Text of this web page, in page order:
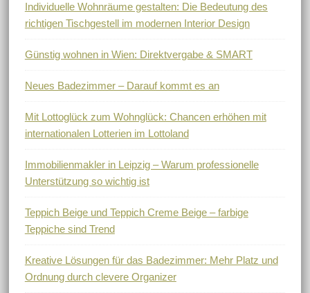
Individuelle Wohnräume gestalten: Die Bedeutung des
richtigen Tischgestell im modernen Interior Design
Günstig wohnen in Wien: Direktvergabe & SMART
Neues Badezimmer – Darauf kommt es an
Mit Lottoglück zum Wohnglück: Chancen erhöhen mit
internationalen Lotterien im Lottoland
Immobilienmakler in Leipzig – Warum professionelle
Unterstützung so wichtig ist
Teppich Beige und Teppich Creme Beige – farbige
Teppiche sind Trend
Kreative Lösungen für das Badezimmer: Mehr Platz und
Ordnung durch clevere Organizer